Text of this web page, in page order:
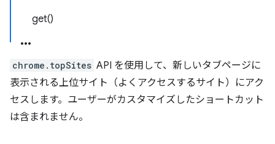
get()
chrome.topSites API を使用して、新しいタブページに
表示される上位サイト（よくアクセスするサイト）にアク
セスします。ユーザーがカスタマイズしたショートカット
は含まれません。